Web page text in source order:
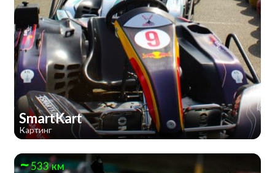
SmartKart
Картинг
533 км